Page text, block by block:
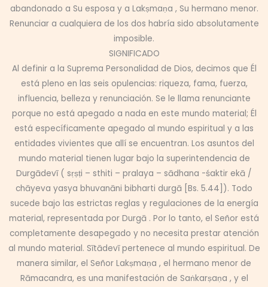
abandonado a Su esposa y a Lakṣmaṇa , Su hermano menor.
Renunciar a cualquiera de los dos habría sido absolutamente
imposible.
SIGNIFICADO
Al definir a la Suprema Personalidad de Dios, decimos que Él
está pleno en las seis opulencias: riqueza, fama, fuerza,
influencia, belleza y renunciación. Se le llama renunciante
porque no está apegado a nada en este mundo material; Él
está específicamente apegado al mundo espiritual y a las
entidades vivientes que allí se encuentran. Los asuntos del
mundo material tienen lugar bajo la superintendencia de
Durgādevī ( sṛṣṭi – sthiti – pralaya – sādhana -śaktir ekā /
chāyeva yasya bhuvanāni bibharti durgā [Bs. 5.44]). Todo
sucede bajo las estrictas reglas y regulaciones de la energía
material, representada por Durgā . Por lo tanto, el Señor está
completamente desapegado y no necesita prestar atención
al mundo material. Sītādevī pertenece al mundo espiritual. De
manera similar, el Señor Lakṣmaṇa , el hermano menor de
Rāmacandra, es una manifestación de Saṅkarṣaṇa , y el